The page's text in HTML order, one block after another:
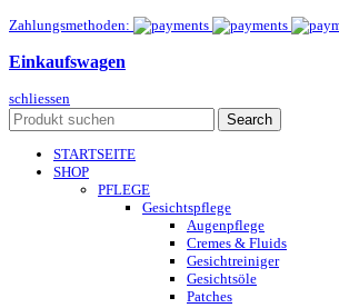
Zahlungsmethoden:
Einkaufswagen
schliessen
Search
STARTSEITE
SHOP
PFLEGE
Gesichtspflege
Augenpflege
Cremes & Fluids
Gesichtreiniger
Gesichtsöle
Patches